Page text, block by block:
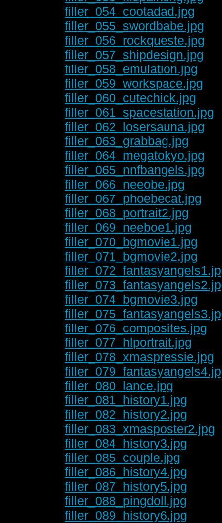
filler_054_cootadad.jpg
filler_055_swordbabe.jpg
filler_056_rockqueste.jpg
filler_057_shipdesign.jpg
filler_058_emulation.jpg
filler_059_workspace.jpg
filler_060_cutechick.jpg
filler_061_spacestation.jpg
filler_062_losersauna.jpg
filler_063_grabbag.jpg
filler_064_megatokyo.jpg
filler_065_nnfbangels.jpg
filler_066_neeobe.jpg
filler_067_phoebecat.jpg
filler_068_portrait2.jpg
filler_069_neeboe1.jpg
filler_070_bgmovie1.jpg
filler_071_bgmovie2.jpg
filler_074_bgmovie3.jpg
filler_076_composites.jpg
filler_077_hlportrait.jpg
filler_078_xmaspressie.jpg
filler_080_lance.jpg
filler_081_history1.jpg
filler_082_history2.jpg
filler_083_xmasposter2.jpg
filler_084_history3.jpg
filler_085_couple.jpg
filler_086_history4.jpg
filler_087_history5.jpg
filler_088_pingdoll.jpg
filler_089_history6.jpg